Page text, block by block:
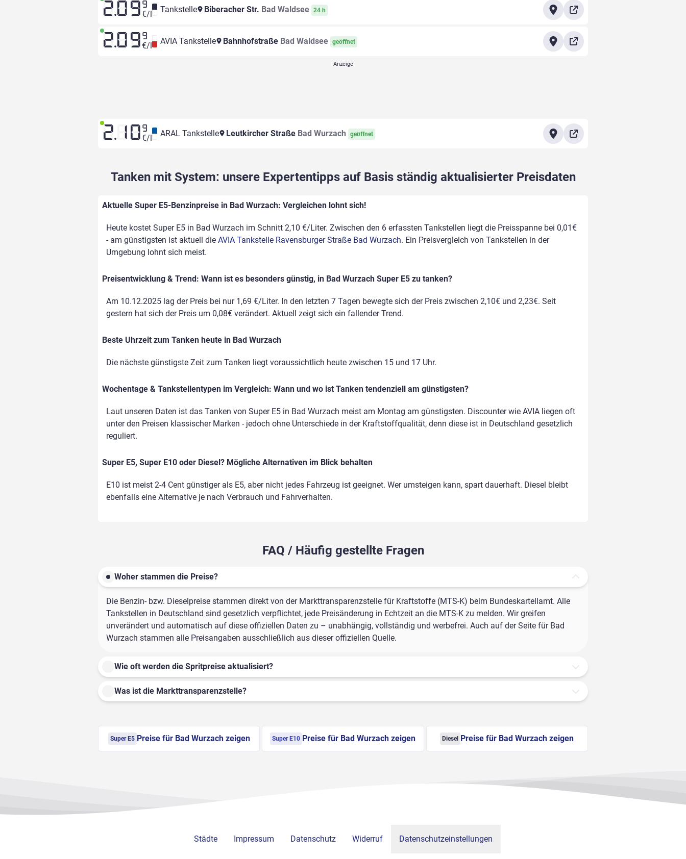
2.09 9
€/l Tankstelle Biberacher Str. Bad Waldsee 24 h
2.09 9
€/l AVIA Tankstelle Bahnhofstraße Bad Waldsee geöffnet
2.10 9
€/l ARAL Tankstelle Leutkircher Straße Bad Wurzach geöffnet
Tanken mit System: unsere Expertentipps auf Basis ständig aktualisierter Preisdaten
Aktuelle Super E5-Benzinpreise in Bad Wurzach: Vergleichen lohnt sich!
Heute kostet Super E5 in Bad Wurzach im Schnitt 2,10 €/Liter. Zwischen den 6 erfassten Tankstellen liegt die Preisspanne bei 0,01€
- am günstigsten ist aktuell die AVIA Tankstelle Ravensburger Straße Bad Wurzach. Ein Preisvergleich von Tankstellen in der
Umgebung lohnt sich meist.
Preisentwicklung & Trend: Wann ist es besonders günstig, in Bad Wurzach Super E5 zu tanken?
Am 10.12.2025 lag der Preis bei nur 1,69 €/Liter. In den letzten 7 Tagen bewegte sich der Preis zwischen 2,10€ und 2,23€. Seit
gestern hat sich der Preis um 0,08€ verändert. Aktuell zeigt sich ein fallender Trend.
Beste Uhrzeit zum Tanken heute in Bad Wurzach
Die nächste günstigste Zeit zum Tanken liegt voraussichtlich heute zwischen 15 und 17 Uhr.
Wochentage & Tankstellentypen im Vergleich: Wann und wo ist Tanken tendenziell am günstigsten?
Laut unseren Daten ist das Tanken von Super E5 in Bad Wurzach meist am Montag am günstigsten. Discounter wie AVIA liegen oft
unter den Preisen klassischer Marken - jedoch ohne Unterschiede in der Kraftstoffqualität, denn diese ist in Deutschland gesetzlich
reguliert.
Super E5, Super E10 oder Diesel? Mögliche Alternativen im Blick behalten
E10 ist meist 2-4 Cent günstiger als E5, aber nicht jedes Fahrzeug ist geeignet. Wer umsteigen kann, spart dauerhaft. Diesel bleibt
ebenfalls eine Alternative je nach Verbrauch und Fahrverhalten.
FAQ / Häufig gestellte Fragen
Woher stammen die Preise?
Die Benzin- bzw. Dieselpreise stammen direkt von der Markttransparenzstelle für Kraftstoffe (MTS-K) beim Bundeskartellamt. Alle
Tankstellen in Deutschland sind gesetzlich verpflichtet, jede Preisänderung in Echtzeit an die MTS-K zu melden. Wir greifen
unverändert und automatisch auf diese offiziellen Daten zu – unabhängig, vollständig und werbefrei. Auch auf der Seite für Bad
Wurzach stammen alle Preisangaben ausschließlich aus dieser offiziellen Quelle.
Wie oft werden die Spritpreise aktualisiert?
Was ist die Markttransparenzstelle?
Super E5 Preise für Bad Wurzach zeigen Super E10 Preise für Bad Wurzach zeigen Diesel Preise für Bad Wurzach zeigen
Städte Impressum Datenschutz Widerruf Datenschutzeinstellungen